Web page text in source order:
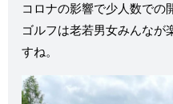
コロナの影響で少人数での
ゴルフは老若男女みんなが
すね。